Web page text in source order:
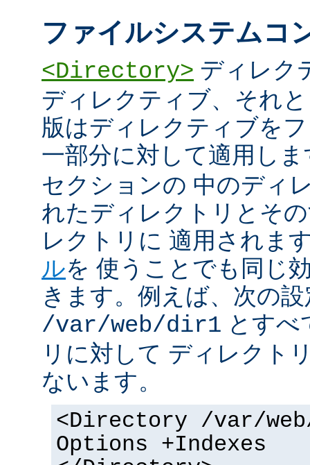
ファイルシステムコ
<Directory> ディレク
ディレクティブ、それ
版はディレクティブを
一部分に対して適用し
セクションの 中のディ
れたディレクトリとそ
レクトリに 適用されま
ルを 使うことでも同じ
きます。例えば、次の
/var/web/dir1 とすべ
リに対して ディレクト
ないます。
<Directory /var/
Options +Indexes